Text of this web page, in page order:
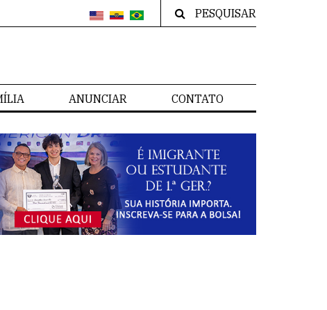
PESQUISAR
ANUNCIAR CONTATO